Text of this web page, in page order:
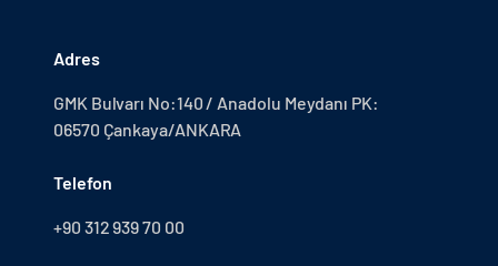
Adres
GMK Bulvarı No:140 / Anadolu Meydanı PK:
06570 Çankaya/ANKARA
Telefon
+90 312 939 70 00